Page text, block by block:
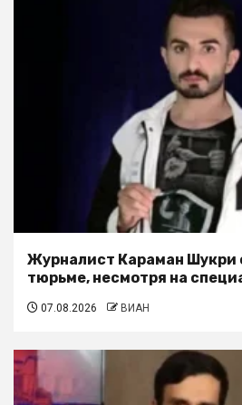
Журналист Караман Шукри
тюрьме, несмотря на
07.08.2026 ВИАН